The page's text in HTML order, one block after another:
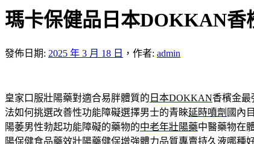
瑪卡保健品日本DOKKAN香
發佈日期: 2025 年 3 月 18 日 ， 作者: admin
皇家口服壯陽藥對適合易胖體質的 日本DOKKAN香檳金最
法如何挑選改善性功能障礙選擇男士的青睞延時噴劑 國內
陽萎男性勃起功能障礙的藥物的中老年壯陽藥中醫藥物在
陽保健食品藥效壯陽藥健保增強體力品質專賣持久液哪種